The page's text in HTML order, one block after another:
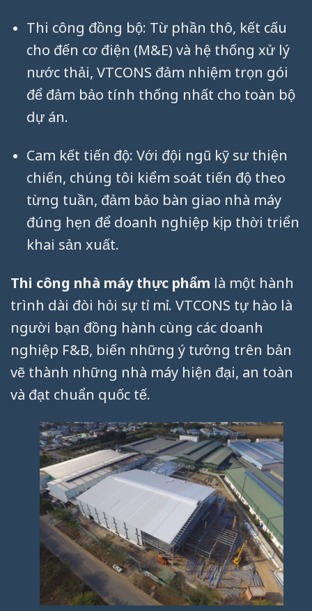
Thi công đồng bộ: Từ phần thô, kết cấu
cho đến cơ điện (M&E) và hệ thống xử lý
nước thải, VTCONS đảm nhiệm trọn gói
để đảm bảo tính thống nhất cho toàn bộ
dự án.
Cam kết tiến độ: Với đội ngũ kỹ sư thiện
chiến, chúng tôi kiểm soát tiến độ theo
từng tuần, đảm bảo bàn giao nhà máy
đúng hẹn để doanh nghiệp kịp thời triển
khai sản xuất.
Thi công nhà máy thực phẩm là một hành
trình dài đòi hỏi sự tỉ mỉ. VTCONS tự hào là
người bạn đồng hành cùng các doanh
nghiệp F&B, biến những ý tưởng trên bản
vẽ thành những nhà máy hiện đại, an toàn
và đạt chuẩn quốc tế.